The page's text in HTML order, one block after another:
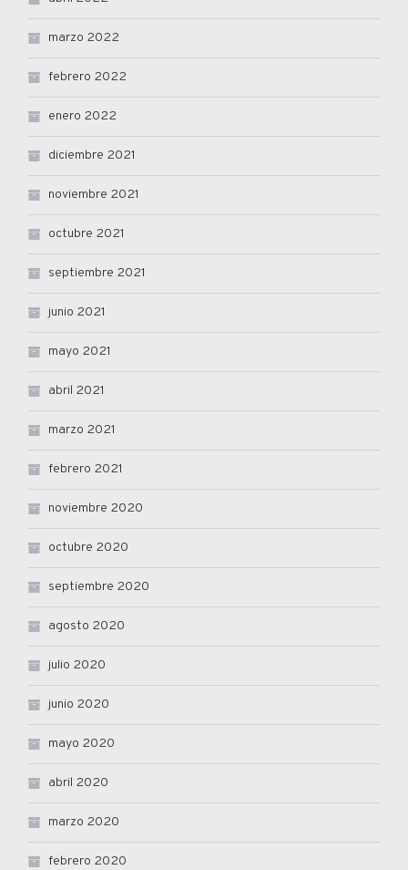
marzo 2022
febrero 2022
enero 2022
diciembre 2021
noviembre 2021
octubre 2021
septiembre 2021
junio 2021
mayo 2021
abril 2021
marzo 2021
febrero 2021
noviembre 2020
octubre 2020
septiembre 2020
agosto 2020
julio 2020
junio 2020
mayo 2020
abril 2020
marzo 2020
febrero 2020